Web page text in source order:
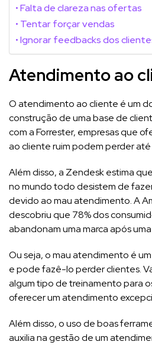
Falta de clareza nas ofertas
Tentar forçar vendas
Ignorar feedbacks dos
Atendimento ao
O atendimento ao cliente é um
construção de uma base de
com a Forrester, empresas que
ao cliente ruim podem perder até
Além disso, a Zendesk estima
no mundo todo desistem de
devido ao mau atendimento. A
descobriu que 78% dos
abandonam uma marca após
Ou seja, o mau atendimento é
e pode fazê-lo perder clientes.
algum tipo de treinamento para
oferecer um atendimento
Além disso, o uso de boas
auxilia na gestão de um